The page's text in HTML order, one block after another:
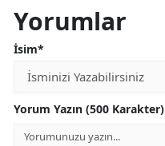
Yorumlar
İsim*
Yorum Yazın (500 Karakter)